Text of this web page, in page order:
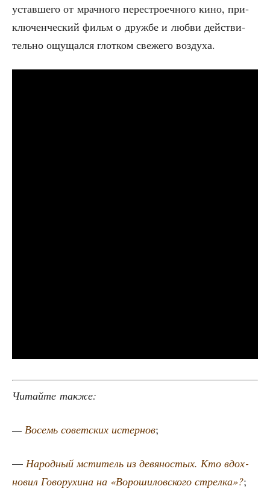
устав­ше­го от мрач­но­го пере­стро­еч­но­го кино, при­
клю­чен­че­ский фильм о друж­бе и люб­ви дей­стви­
тель­но ощу­щал­ся глот­ком све­же­го воздуха.
Читай­те также:
— Восемь совет­ских истер­нов;
— Народ­ный мсти­тель из девя­но­стых. Кто вдох­
но­вил Гово­ру­хи­на на «Воро­ши­лов­ско­го стрел­ка»?;